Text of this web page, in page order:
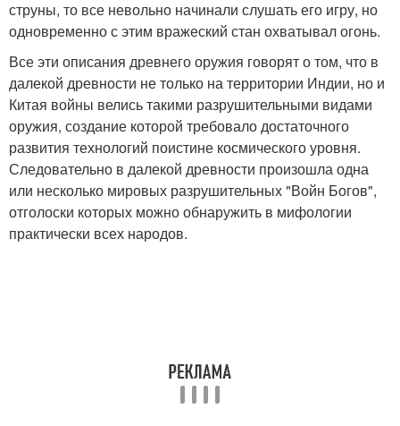
струны, то все невольно начинали слушать его игру, но
одновременно с этим вражеский стан охватывал огонь.
Все эти описания древнего оружия говорят о том, что в
далекой древности не только на территории Индии, но и
Китая войны велись такими разрушительными видами
оружия, создание которой требовало достаточного
развития технологий поистине космического уровня.
Следовательно в далекой древности произошла одна
или несколько мировых разрушительных "Войн Богов",
отголоски которых можно обнаружить в мифологии
практически всех народов.